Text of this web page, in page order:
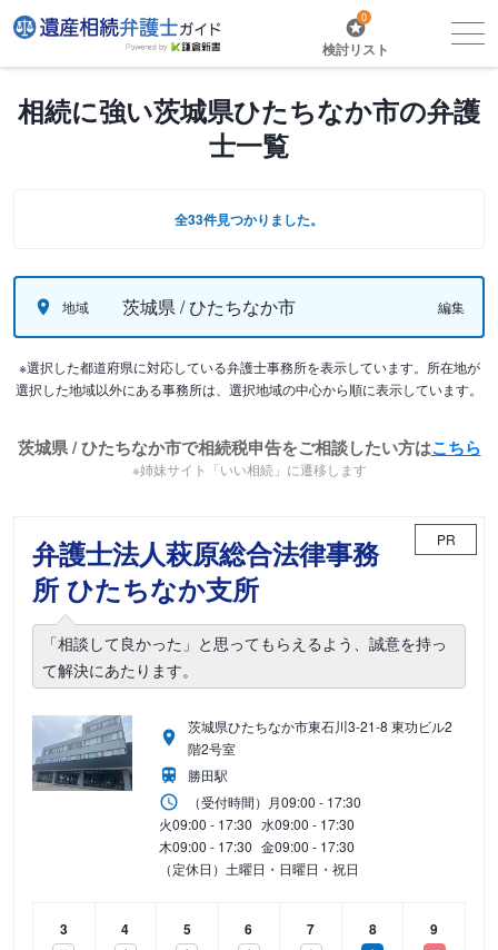
0
検討リスト
相続に強い茨城県ひたちなか市の弁護
士一覧
全33件見つかりました。
地域 茨城県 / ひたちなか市 編集
※選択した都道府県に対応している弁護士事務所を表示しています。所在地が
選択した地域以外にある事務所は、選択地域の中心から順に表示しています。
茨城県 / ひたちなか市で相続税申告をご相談したい方はこちら
※姉妹サイト「いい相続」に遷移します
弁護士法人萩原総合法律事務
所 ひたちなか支所
PR
「相談して良かった」と思ってもらえるよう、誠意を持っ
て解決にあたります。
茨城県ひたちなか市東石川3-21-8 東功ビル2
階2号室
勝田駅
（受付時間） 月09:00 - 17:30
火09:00 - 17:30 水09:00 - 17:30
木09:00 - 17:30 金09:00 - 17:30
（定休日）土曜日・日曜日・祝日
3
4
5
6
7
8
9